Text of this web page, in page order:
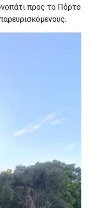
προς το Πόρτο